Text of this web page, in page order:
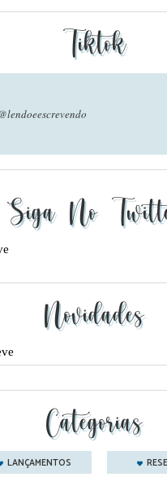
Tiktok
Siga No
Novidades
Categorias
LANÇAMENTOS